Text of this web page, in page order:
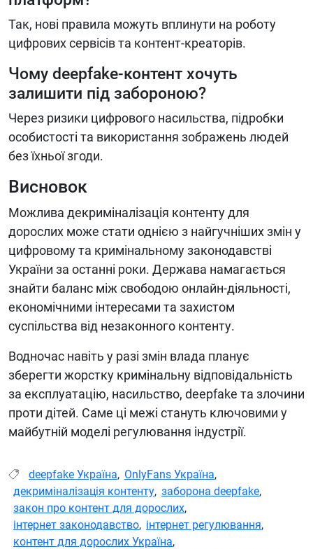
Так, нові правила можуть вплинути на роботу
цифрових сервісів та контент-креаторів.
Чому deepfake-контент хочуть
залишити під забороною?
Через ризики цифрового насильства, підробки
особистості та використання зображень людей
без їхньої згоди.
Висновок
Можлива декриміналізація контенту для
дорослих може стати однією з найгучніших змін у
цифровому та кримінальному законодавстві
України за останні роки. Держава намагається
знайти баланс між свободою онлайн-діяльності,
економічними інтересами та захистом
суспільства від незаконного контенту.
Водночас навіть у разі змін влада планує
зберегти жорстку кримінальну відповідальність
за експлуатацію, насильство, deepfake та злочини
проти дітей. Саме ці межі стануть ключовими у
майбутній моделі регулювання індустрії.
deepfake Україна, OnlyFans Україна,
декриміналізація контенту, заборона deepfake,
закон про контент для дорослих,
інтернет законодавство, інтернет регулювання,
контент для дорослих Україна,